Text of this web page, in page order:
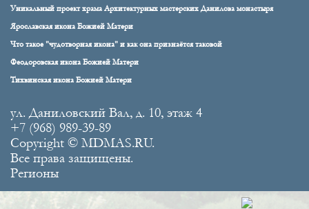
Уникальный проект храма Архитектурных мастерских Данилова монастыря
Ярославская икона Божией Матери
Что такое "чудотворная икона" и как она признаётся таковой
Феодоровская икона Божией Матери
Тихвинская икона Божией Матери
ул. Даниловский Вал, д. 10, этаж 4
+7 (968) 989-39-89
Copyright © MDMAS.RU.
Все права защищены.
Регионы